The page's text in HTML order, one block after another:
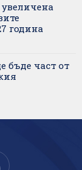
година
бъде част от